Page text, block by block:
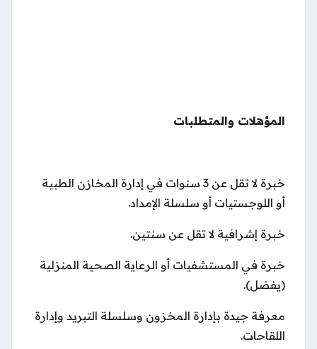
المؤهلات والمتطلبات
خبرة لا تقل عن 3 سنوات في إدارة المخازن الطبية
أو اللوجستيات أو سلسلة الإمداد.
خبرة إشرافية لا تقل عن سنتين.
خبرة في المستشفيات أو الرعاية الصحية المنزلية
(يفضل).
معرفة جيدة بإدارة المخزون وسلسلة التبريد وإدارة
اللقاحات.